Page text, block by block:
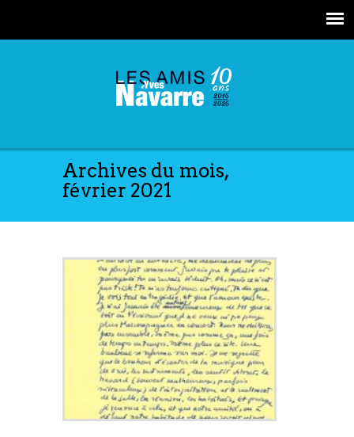
Archives du mois,
février 2021